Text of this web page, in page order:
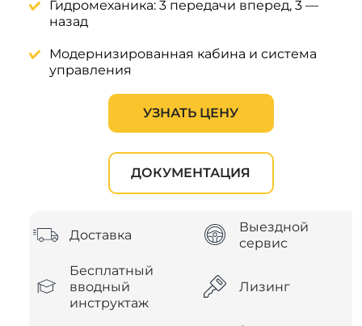
Гидромеханика: 3 передачи вперед, 3 —
назад
Модернизированная кабина и система
управления
УЗНАТЬ ЦЕНУ
ДОКУМЕНТАЦИЯ
Доставка
Выездной
сервис
Бесплатный
вводный
инструктаж
Лизинг